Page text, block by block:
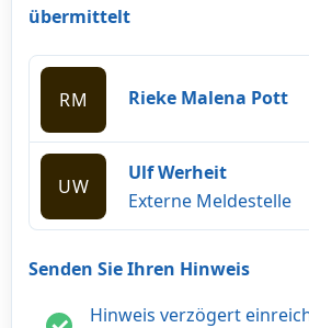
übermittelt
RM Rieke Malena Pott
UW
Ulf Werheit
Externe Meldestelle
Senden Sie Ihren Hinweis
Hinweis verzögert